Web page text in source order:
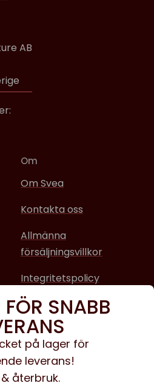
AB
Om
Om Svea
Kontakta oss
Allmänna
försäljningsvillkor
Integritetspolicy
FÖR SNABB
på lager för
leverans!
återbruk.